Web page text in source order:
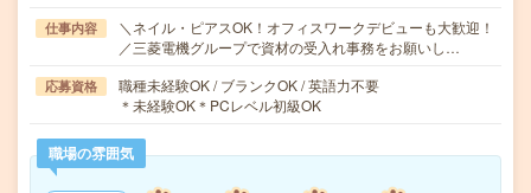
仕事内容
＼ネイル・ピアスOK！オフィスワークデビューも大歓迎！
／三菱電機グループで資材の受入れ事務をお願いし…
応募資格
職種未経験OK / ブランクOK / 英語力不要
＊未経験OK＊PCレベル初級OK
職場の雰囲気